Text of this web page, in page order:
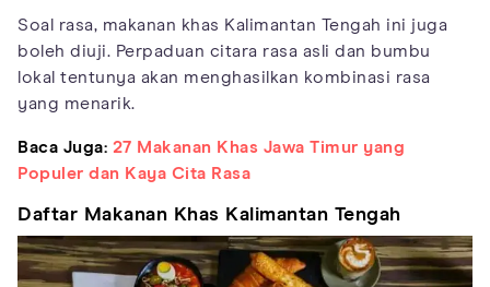
Soal rasa, makanan khas Kalimantan Tengah ini juga
boleh diuji. Perpaduan citara rasa asli dan bumbu
lokal tentunya akan menghasilkan kombinasi rasa
yang menarik.
Baca Juga: 27 Makanan Khas Jawa Timur yang
Populer dan Kaya Cita Rasa
Daftar Makanan Khas Kalimantan Tengah